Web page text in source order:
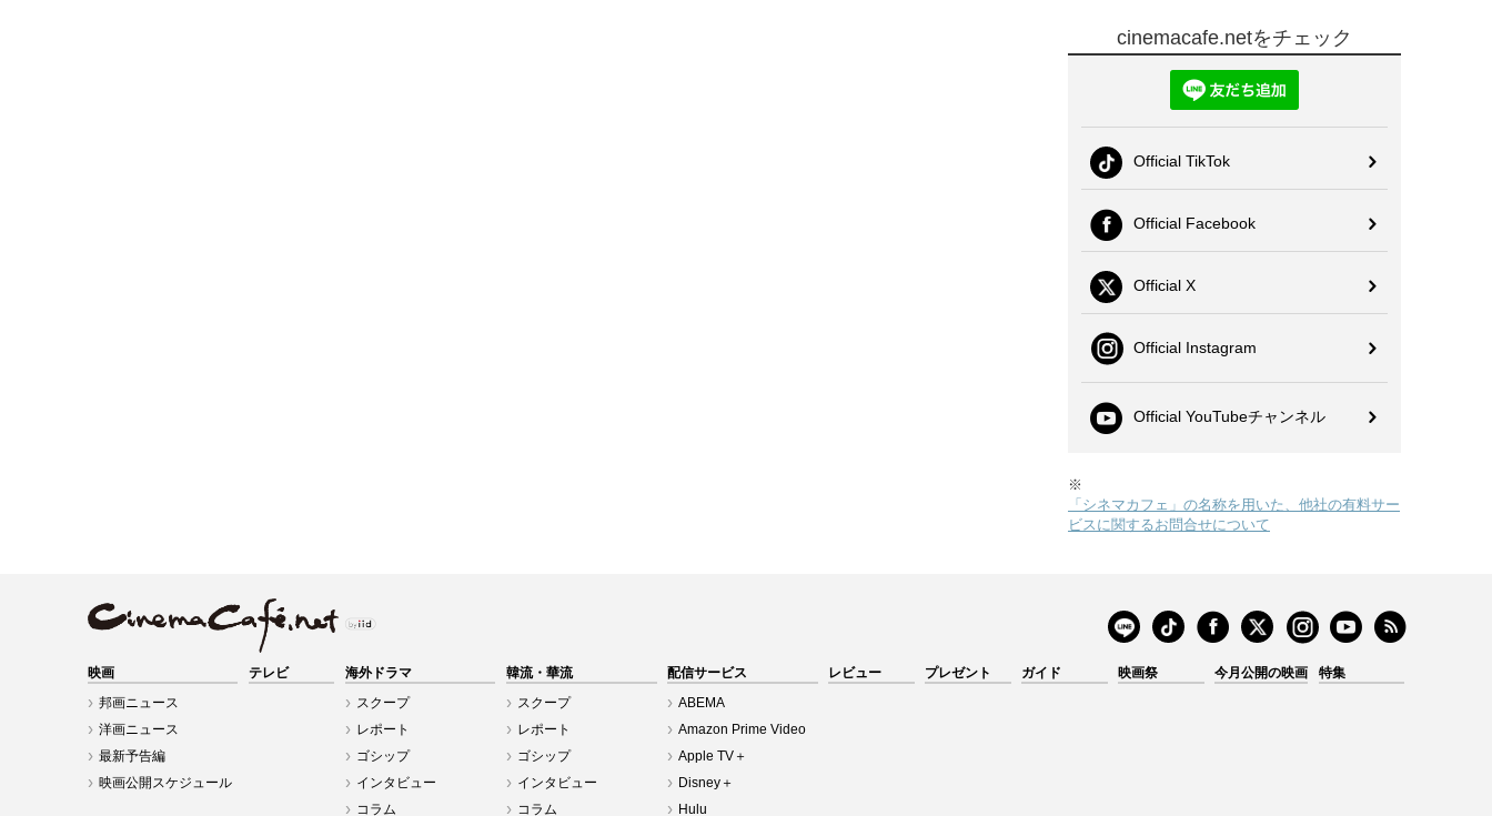
cinemacafe.netをチェック
Official TikTok
Official Facebook
Official X
Official Instagram
Official YouTubeチャンネル
※
「シネマカフェ」の名称を用いた、他社の有料サー
ビスに関するお問合せについて
映画
邦画ニュース
洋画ニュース
最新予告編
映画公開スケジュール
テレビ
海外ドラマ
スクープ
レポート
ゴシップ
インタビュー
コラム
韓流・華流
スクープ
レポート
ゴシップ
インタビュー
コラム
配信サービス
ABEMA
Amazon Prime Video
Apple TV＋
Disney＋
Hulu
レビュー プレゼント ガイド 映画祭 今月公開の映画 特集